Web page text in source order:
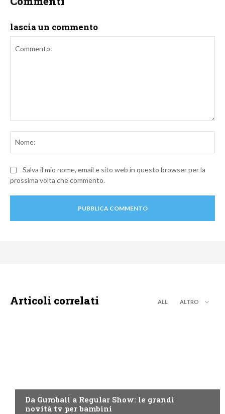
lascia un commento
Salva il mio nome, email e sito web in questo browser per la
prossima volta che commento.
Articoli correlati ALL ALTRO
Da Gumball a Regular Show: le grandi
novità tv per bambini